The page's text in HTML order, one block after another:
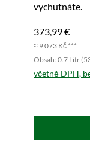
vychutnáte.
373,99 €
≈ 9 073 Kč ***
Obsah: 0.7 Litr
včetně DPH,